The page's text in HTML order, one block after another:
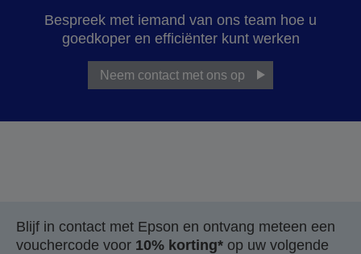
Bespreek met iemand van ons team hoe u
goedkoper en efficiënter kunt werken
Neem contact met ons op
Blijf in contact met Epson en ontvang meteen een
vouchercode voor 10% korting* op uw volgende